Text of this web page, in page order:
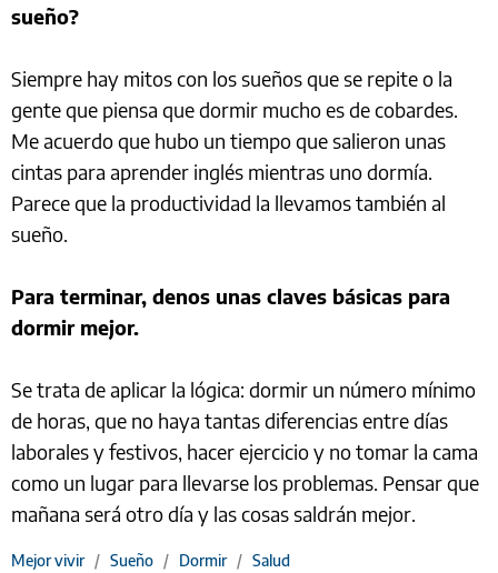
sueño?
Siempre hay mitos con los sueños que se repite o la
gente que piensa que dormir mucho es de cobardes.
Me acuerdo que hubo un tiempo que salieron unas
cintas para aprender inglés mientras uno dormía.
Parece que la productividad la llevamos también al
sueño.
Para terminar, denos unas claves básicas para
dormir mejor.
Se trata de aplicar la lógica: dormir un número mínimo
de horas, que no haya tantas diferencias entre días
laborales y festivos, hacer ejercicio y no tomar la cama
como un lugar para llevarse los problemas. Pensar que
mañana será otro día y las cosas saldrán mejor.
Mejor vivir / Sueño / Dormir / Salud